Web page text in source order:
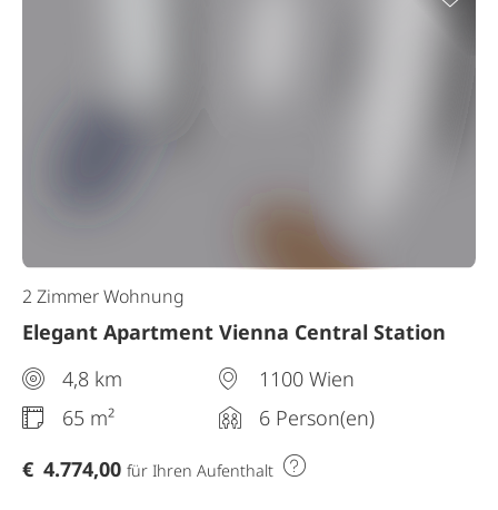
2 Zimmer Wohnung
Elegant Apartment Vienna Central Station
4,8 km
1100 Wien
65 m²
6 Person(en)
€ 4.774,00 für Ihren Aufenthalt